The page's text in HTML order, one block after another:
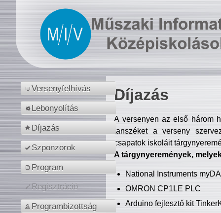
Versenyfelhívás
Lebonyolítás
Díjazás
Szponzorok
Program
Regisztráció
Programbizottság
Díjazás
A versenyen az első három
tanszéket a verseny
csapatok iskoláit
A tárgynyeremények,
National Instruments
OMRON CP1LE PLC
Arduino fejlesztő kit